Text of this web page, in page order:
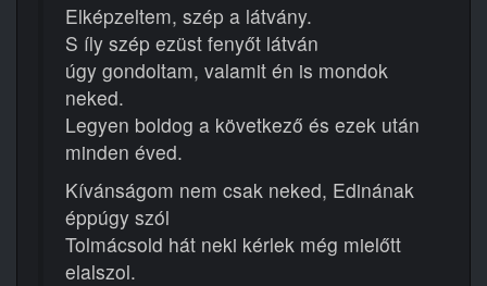
Elképzeltem, szép a látvány.
S íly szép ezüst fenyőt látván
úgy gondoltam, valamit én is mondok
neked.
Legyen boldog a következő és ezek után
minden éved.
Kívánságom nem csak neked, Edinának
éppúgy szól
Tolmácsold hát neki kérlek még mielőtt
elalszol.